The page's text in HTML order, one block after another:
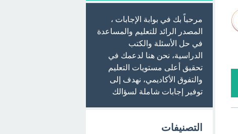
مرحباً بك في بوابة الإجابات ،
المصدر الرائد للتعليم والمساعدة
في حل الأسئلة والكتب
الدراسية، نحن هنا لدعمك في
تحقيق أعلى مستويات التعليم
والتفوق الأكاديمي، نهدف إلى
توفير إجابات شاملة لسؤالك
التصنيفات